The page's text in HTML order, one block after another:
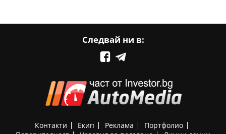
Следвай ни в:
Контакти Екип Реклама
Портфолио